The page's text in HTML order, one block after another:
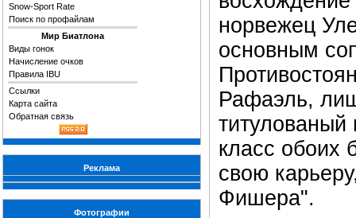
Snow-Sport Rate
Поиск по профайлам
Мир Биатлона
Виды гонок
Начисление очков
Правила IBU
Ссылки
Карта сайта
Обратная связь
Реклама
Фотографии
норвежец
основным
Рафаэль,
класс обоих
свою
Фишера".